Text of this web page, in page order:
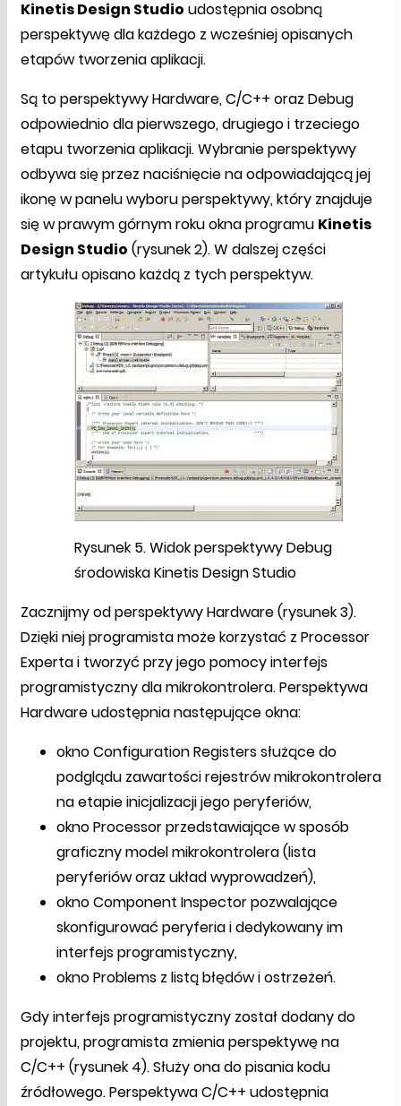
Kinetis Design Studio udostępnia osobną
perspektywę dla każdego z wcześniej opisanych
etapów tworzenia aplikacji.
Są to perspektywy Hardware, C/C++ oraz Debug
odpowiednio dla pierwszego, drugiego i trzeciego
etapu tworzenia aplikacji. Wybranie perspektywy
odbywa się przez naciśnięcie na odpowiadającą jej
ikonę w panelu wyboru perspektywy, który znajduje
się w prawym górnym roku okna programu Kinetis
Design Studio (rysunek 2). W dalszej części
artykułu opisano każdą z tych perspektyw.
Rysunek 5. Widok perspektywy Debug
środowiska Kinetis Design Studio
Zacznijmy od perspektywy Hardware (rysunek 3).
Dzięki niej programista może korzystać z Processor
Experta i tworzyć przy jego pomocy interfejs
programistyczny dla mikrokontrolera. Perspektywa
Hardware udostępnia następujące okna:
okno Configuration Registers służące do
podglądu zawartości rejestrów mikrokontrolera
na etapie inicjalizacji jego peryferiów,
okno Processor przedstawiające w sposób
graficzny model mikrokontrolera (lista
peryferiów oraz układ wyprowadzeń),
okno Component Inspector pozwalające
skonfigurować peryferia i dedykowany im
interfejs programistyczny,
okno Problems z listą błędów i ostrzeżeń.
Gdy interfejs programistyczny został dodany do
projektu, programista zmienia perspektywę na
C/C++ (rysunek 4). Służy ona do pisania kodu
źródłowego. Perspektywa C/C++ udostępnia